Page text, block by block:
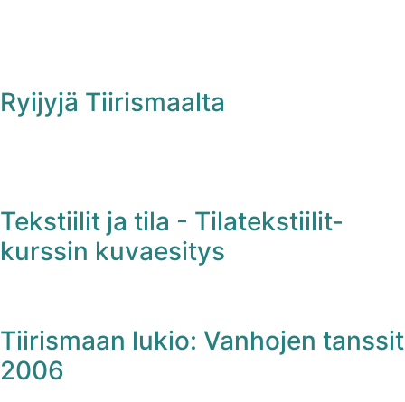
Ryijyjä Tiirismaalta
Tekstiilit ja tila - Tilatekstiilit-
kurssin kuvaesitys
Tiirismaan lukio: Vanhojen tanssit
2006